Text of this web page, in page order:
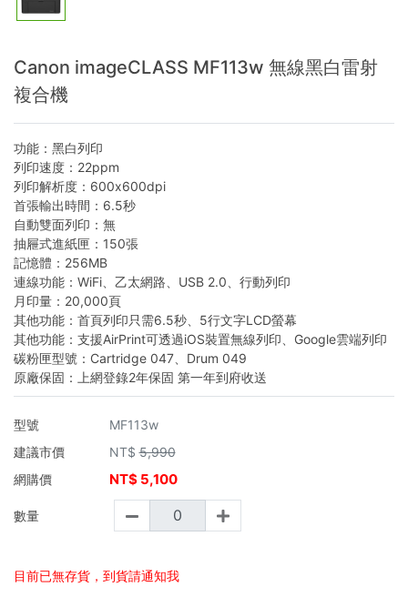
Canon imageCLASS MF113w 無線黑白雷射
複合機
功能：黑白列印
列印速度：22ppm
列印解析度：600x600dpi
首張輸出時間：6.5秒
自動雙面列印：無
抽屜式進紙匣：150張
記憶體：256MB
連線功能：WiFi、乙太網路、USB 2.0、行動列印
月印量：20,000頁
其他功能：首頁列印只需6.5秒、5行文字LCD螢幕
其他功能：支援AirPrint可透過iOS裝置無線列印、Google雲端列印
碳粉匣型號：Cartridge 047、Drum 049
原廠保固：上網登錄2年保固 第一年到府收送
型號
MF113w
建議市價
NT$ 5,990
網購價
NT$ 5,100
數量
目前已無存貨，到貨請通知我